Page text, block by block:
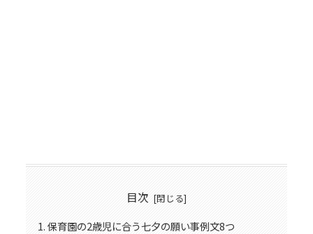
目次
保育園の2歳児に合う七夕の願い事例文8つ